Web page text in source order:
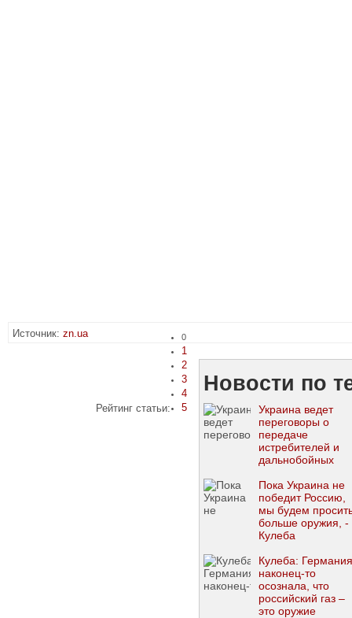
Источник: zn.ua
Рейтинг статьи:
0
1
2
3
4
5
Новости по
Украина ведет
переговоры о
передаче
истребителей и
дальнобойных
Пока Украина не
победит Россию,
мы будем
больше оружия, -
Кулеба
Кулеба: Германия
наконец-то
осознала, что
российский газ –
это оружие